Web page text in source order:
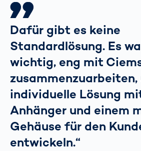
Dafür gibt es keine
Standardlösung. Es
wichtig, eng mit
zusammenzuarbeiten,
individuelle Lösung
Anhänger und einem
Gehäuse für den
entwickeln.“